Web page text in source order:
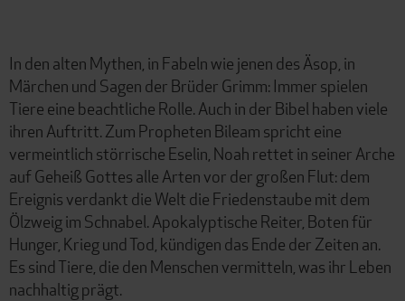
In den alten Mythen, in Fabeln wie jenen des Äsop, in
Märchen und Sagen der Brüder Grimm: Immer spielen
Tiere eine beachtliche Rolle. Auch in der Bibel haben viele
ihren Auftritt. Zum Propheten Bileam spricht eine
vermeintlich störrische Eselin, Noah rettet in seiner Arche
auf Geheiß Gottes alle Arten vor der großen Flut: dem
Ereignis verdankt die Welt die Friedenstaube mit dem
Ölzweig im Schnabel. Apokalyptische Reiter, Boten für
Hunger, Krieg und Tod, kündigen das Ende der Zeiten an.
Es sind Tiere, die den Menschen vermitteln, was ihr Leben
nachhaltig prägt.